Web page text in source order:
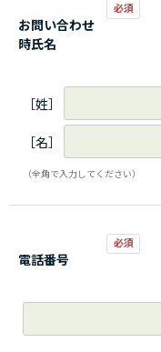
お問い合わせ
時氏名
［姓］
［名］
（全角で入力してください）
電話番号